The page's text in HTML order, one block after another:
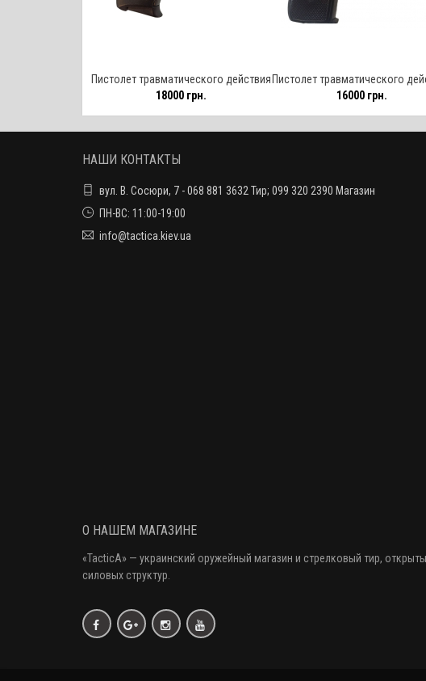
Пистолет травматического действия
Форт-9Р 9 мм
18000 грн.
Пистолет травматического
ПМ-Т 9 мм
16000 грн.
НАШИ КОНТАКТЫ
вул. В. Сосюри, 7 - 068 881 3632 Тир; 099 320 2390 Магазин
ПН-ВС: 11:00-19:00
info@tactica.kiev.ua
О НАШЕМ МАГАЗИНЕ
«TacticA» — украинский оружейный магазин и стрелковый тир,
силовых структур.